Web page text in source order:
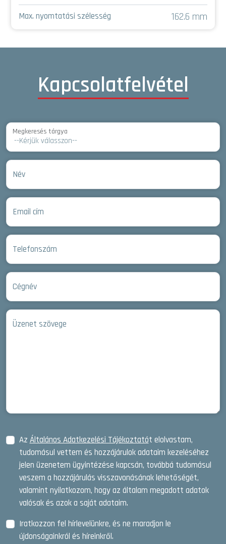
Max. nyomtatási szélesség 162.6 mm
Kapcsolatfelvétel
Megkeresés tárgya
Név
Email cím
Telefonszám
Cégnév
Üzenet szövege
Az Általános Adatkezelési Tájékoztatót elolvastam,
tudomásul vettem és hozzájárulok adataim kezeléséhez
jelen üzenetem ügyintézése kapcsán, továbbá tudomásul
veszem a hozzájárulás visszavonásának lehetőségét,
valamint nyilatkozom, hogy az általam megadott adatok
valósak és azok a saját adataim.
Iratkozzon fel hírlevelünkre, és ne maradjon le
újdonságainkról és híreinkről.